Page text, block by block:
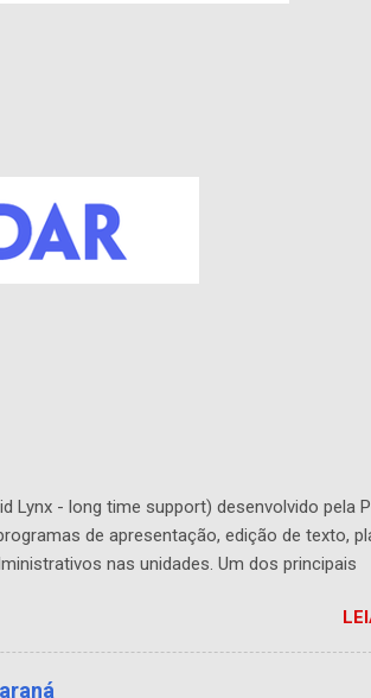
Lynx - long time support) desenvolvido pela
de apresentação, edição de texto,
nas unidades. Um dos principais
de recursos por se tratar de um
inicialização (boot) e correção de vários